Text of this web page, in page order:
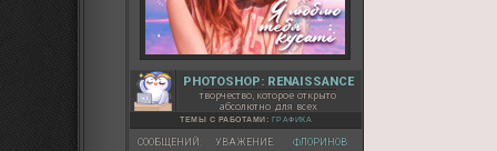
PHOTOSHOP: RENAISSANCE
творчество, которое открыто
абсолютно для всех
ТЕМЫ С РАБОТАМИ: ГРАФИКА
СООБЩЕНИЙ:
УВАЖЕНИЕ:
ФЛОРИНОВ: